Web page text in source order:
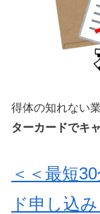
得体の知れない
ターカードでキ
＜＜最短
ド申し込み